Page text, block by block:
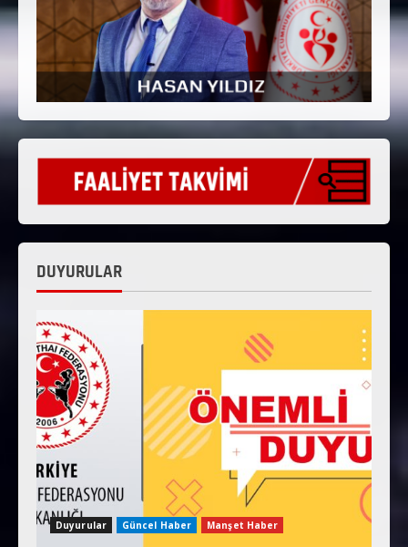
DUYURULAR
Duyurular Güncel Haber Manşet Haber